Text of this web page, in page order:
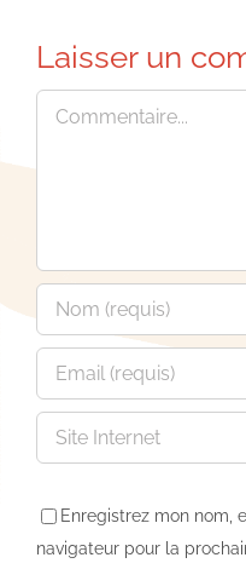
Laisser un
Enregistrez mon nom,
navigateur pour la